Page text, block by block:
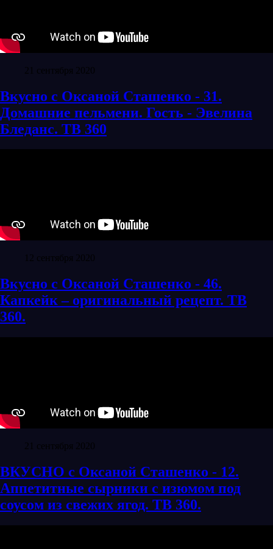
21 сентября 2020
Вкусно с Оксаной Сташенко - 31.
Домашние пельмени. Гость - Эвелина
Бледанс. ТВ 360
12 сентября 2020
Вкусно с Оксаной Сташенко - 46.
Капкейк – оригинальный рецепт. ТВ
360.
21 сентября 2020
ВКУСНО с Оксаной Сташенко - 12.
Аппетитные сырники с изюмом под
соусом из свежих ягод. ТВ 360.